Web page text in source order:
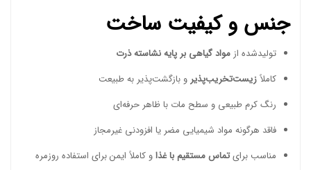
جنس و کیفیت ساخت
تولیدشده از مواد گیاهی بر پایه نشاسته ذرت
کاملاًزیست‌تخریب‌پذیر و بازگشت‌پذیر به طبیعت
رنگ کرم طبیعی و سطح مات با ظاهر حرفه‌ای
فاقد هرگونه مواد شیمیایی مضر یا افزودنی غیرمجاز
مناسب برایتماس مستقیم با غذاو کاملاً ایمن برای استفاده روزمره